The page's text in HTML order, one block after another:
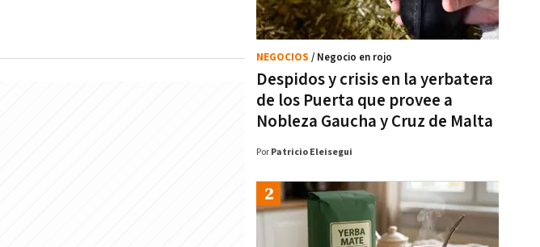
Despidos y crisis en la yerbatera
de los Puerta que provee a
Nobleza Gaucha y Cruz de Malta
NEGOCIOS / Negocio en rojo
Por Patricio Eleisegui